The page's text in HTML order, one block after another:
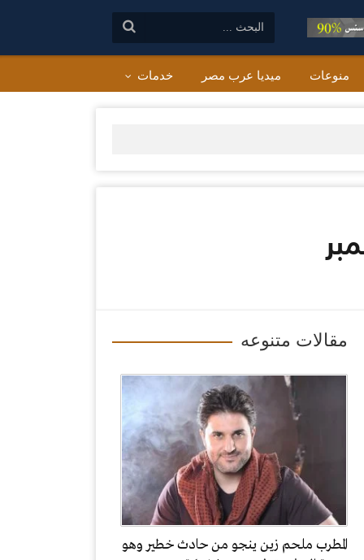
منوعات ميديا عرب مصر خدمات
مقالات متنوعه
المطرب ملحم زين ينجو من حادث خطير وهو